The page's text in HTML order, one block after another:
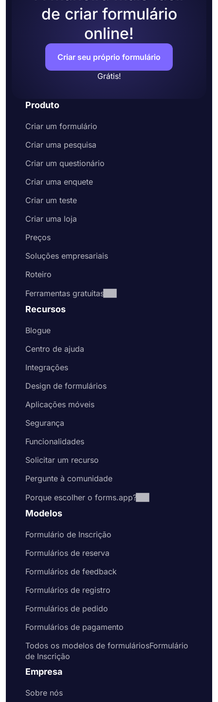
de criar formulário
online!
Criar seu próprio formulário
Grátis!
Produto
Criar um formulário
Criar uma pesquisa
Criar um questionário
Criar uma enquete
Criar um teste
Criar uma loja
Preços
Soluções empresariais
Roteiro
Ferramentas gratuitas
Recursos
Blogue
Centro de ajuda
Integrações
Design de formulários
Aplicações móveis
Segurança
Funcionalidades
Solicitar um recurso
Pergunte à comunidade
Porque escolher o forms.app?
Modelos
Formulário de Inscrição
Formulários de reserva
Formulários de feedback
Formulários de registro
Formulários de pedido
Formulários de pagamento
Todos os modelos de formuláriosFormulário
de Inscrição
Empresa
Sobre nós